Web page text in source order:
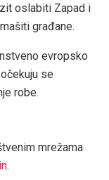
oslabiti Zapad i
građane.
evropsko
se
robe.
mrežama
.